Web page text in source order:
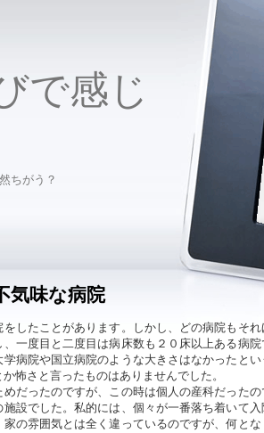
で感じ
ちがう？
気味な病院
したことがあります。しかし、どの病院もそ
一度目と二度目は病床数も２０床以上ある病
病院や国立病院のような大きさはなかったと
怖さと言ったものはありませんでした。
だったのですが、この時は個人の産科だった
設でした。私的には、個々が一番落ち着いて
家の雰囲気とは全く違っているのですが、何と